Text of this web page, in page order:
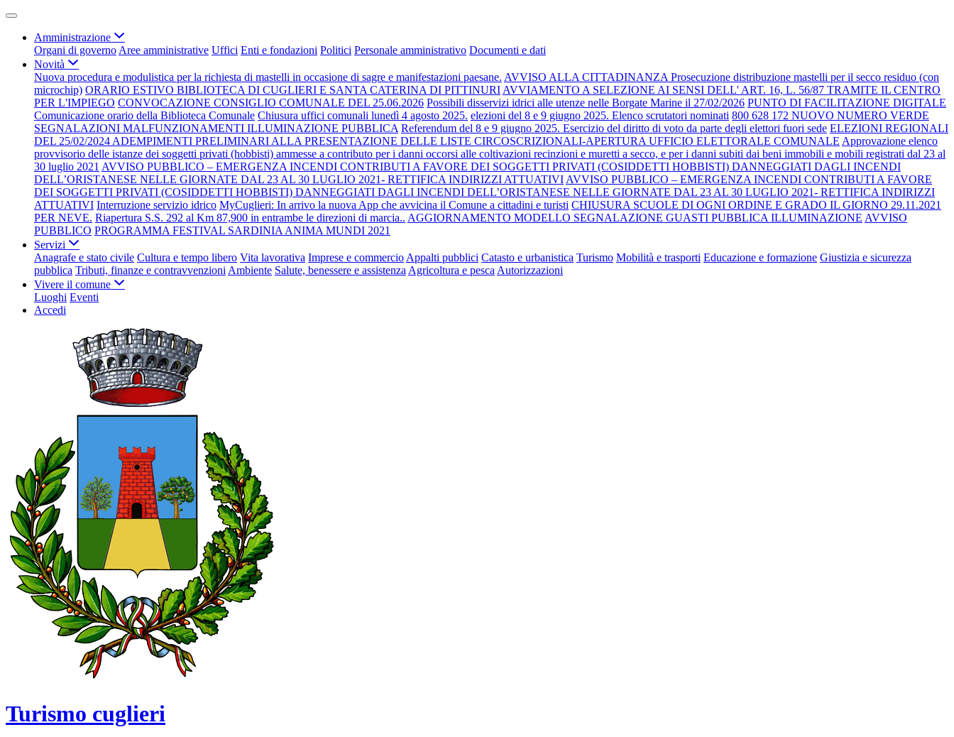
Amministrazione
Organi di governo Aree amministrative Uffici Enti e fondazioni Politici Personale amministrativo Documenti e dati
Novità
Nuova procedura e modulistica per la richiesta di mastelli in occasione di sagre e manifestazioni paesane. AVVISO ALLA CITTADINANZA Prosecuzione distribuzione mastelli per il secco residuo (con
microchip) ORARIO ESTIVO BIBLIOTECA DI CUGLIERI E SANTA CATERINA DI PITTINURI AVVIAMENTO A SELEZIONE AI SENSI DELL' ART. 16, L. 56/87 TRAMITE IL CENTRO
PER L'IMPIEGO CONVOCAZIONE CONSIGLIO COMUNALE DEL 25.06.2026 Possibili disservizi idrici alle utenze nelle Borgate Marine il 27/02/2026 PUNTO DI FACILITAZIONE DIGITALE
Comunicazione orario della Biblioteca Comunale Chiusura uffici comunali lunedì 4 agosto 2025. elezioni del 8 e 9 giugno 2025. Elenco scrutatori nominati 800 628 172 NUOVO NUMERO VERDE
SEGNALAZIONI MALFUNZIONAMENTI ILLUMINAZIONE PUBBLICA Referendum del 8 e 9 giugno 2025. Esercizio del diritto di voto da parte degli elettori fuori sede ELEZIONI REGIONALI
DEL 25/02/2024 ADEMPIMENTI PRELIMINARI ALLA PRESENTAZIONE DELLE LISTE CIRCOSCRIZIONALI-APERTURA UFFICIO ELETTORALE COMUNALE Approvazione elenco
provvisorio delle istanze dei soggetti privati (hobbisti) ammesse a contributo per i danni occorsi alle coltivazioni recinzioni e muretti a secco, e per i danni subiti dai beni immobili e mobili registrati dal 23 al
30 luglio 2021 AVVISO PUBBLICO – EMERGENZA INCENDI CONTRIBUTI A FAVORE DEI SOGGETTI PRIVATI (COSIDDETTI HOBBISTI) DANNEGGIATI DAGLI INCENDI
DELL’ORISTANESE NELLE GIORNATE DAL 23 AL 30 LUGLIO 2021- RETTIFICA INDIRIZZI ATTUATIVI AVVISO PUBBLICO – EMERGENZA INCENDI CONTRIBUTI A FAVORE
DEI SOGGETTI PRIVATI (COSIDDETTI HOBBISTI) DANNEGGIATI DAGLI INCENDI DELL’ORISTANESE NELLE GIORNATE DAL 23 AL 30 LUGLIO 2021- RETTIFICA INDIRIZZI
ATTUATIVI Interruzione servizio idrico MyCuglieri: In arrivo la nuova App che avvicina il Comune a cittadini e turisti CHIUSURA SCUOLE DI OGNI ORDINE E GRADO IL GIORNO 29.11.2021
PER NEVE. Riapertura S.S. 292 al Km 87,900 in entrambe le direzioni di marcia.. AGGIORNAMENTO MODELLO SEGNALAZIONE GUASTI PUBBLICA ILLUMINAZIONE AVVISO
PUBBLICO PROGRAMMA FESTIVAL SARDINIA ANIMA MUNDI 2021
Servizi
Anagrafe e stato civile Cultura e tempo libero Vita lavorativa Imprese e commercio Appalti pubblici Catasto e urbanistica Turismo Mobilità e trasporti Educazione e formazione Giustizia e sicurezza
pubblica Tributi, finanze e contravvenzioni Ambiente Salute, benessere e assistenza Agricoltura e pesca Autorizzazioni
Vivere il comune
Luoghi Eventi
Accedi
Turismo cuglieri